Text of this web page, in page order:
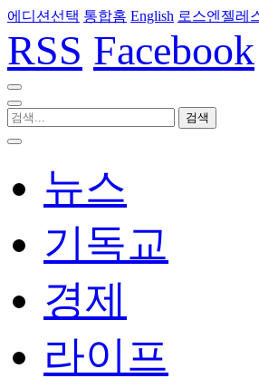
에디션선택 통합홈 English 로스엔젤레
RSS Facebook
뉴스
기독교
경제
라이프